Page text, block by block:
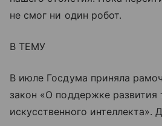
не смог ни один робот.
В ТЕМУ
В июле Госдума приняла
закон «О поддержке развития
искусственного интеллекта».